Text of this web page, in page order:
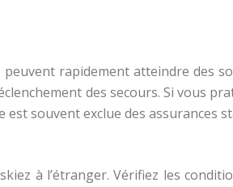
rapidement atteindre des
des secours. Si vous
souvent exclue des assurances
à l’étranger. Vérifiez les